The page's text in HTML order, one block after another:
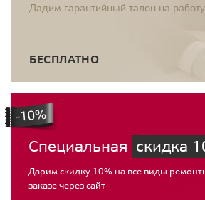
Дадим гарантийный талон на работу
БЕСПЛАТНО
Специальная скидка
Дарим скидку 10% на все виды
заказе через сайт